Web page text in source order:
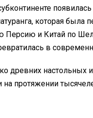
появилась
которая была
Персию и Китай по
в
древних настольных
на протяжении